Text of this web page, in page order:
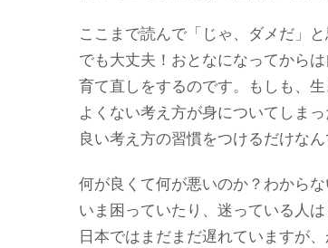
ここまで読んで「じゃ、ダメだ」
でも大丈夫！おとなになってから
育て直しをするのです。もしも、
よくない考え方が身についてしま
良い考え方の習慣をつけるだけなん
何が良くて何が悪いのか？わから
いま困っていたり、迷っている人
日本ではまだまだ遅れていますが